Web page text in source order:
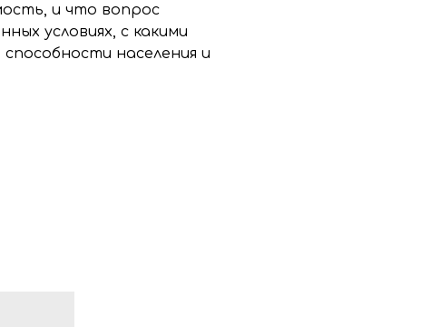
и что вопрос
условиях, с какими
населения и